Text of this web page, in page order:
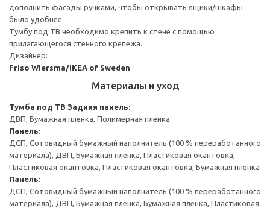
дополнить фасады ручками, чтобы открывать ящики/шкафы
было удобнее.
Тумбу под ТВ необходимо крепить к стене с помощью
прилагающегося стенного крепежа.
Дизайнер:
Friso Wiersma/IKEA of Sweden
Материалы и уход
Тумба под ТВ Задняя панель:
ДВП, Бумажная пленка, Полимерная пленка
Панель:
ДСП, Сотовидный бумажный наполнитель (100 % переработанного
материала), ДВП, Бумажная пленка, Пластиковая окантовка,
Пластиковая окантовка, Пластиковая окантовка, Бумажная пленка
Панель:
ДСП, Сотовидный бумажный наполнитель (100 % переработанного
материала), ДВП, Бумажная пленка, Бумажная пленка, Пластиковая